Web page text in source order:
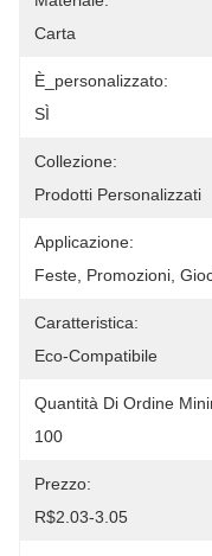
Carta
È_personalizzato:
SÌ
Collezione:
Prodotti Personalizzati
Applicazione:
Feste, Promozioni,
Caratteristica:
Eco-Compatibile
Quantità Di Ordine
100
Prezzo:
R$2.03-3.05